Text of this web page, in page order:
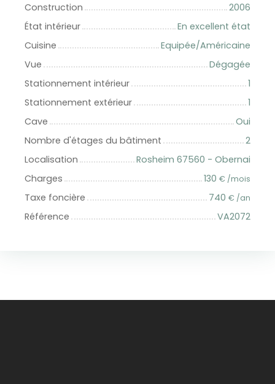
Construction
2006
État intérieur
En excellent état
Cuisine
Equipée/Américaine
Vue
Dégagée
Stationnement intérieur
1
Stationnement extérieur
1
Cave
Oui
Nombre d'étages du bâtiment
2
Localisation
Rosheim 67560 - Obernai
Charges
130 € /mois
Taxe foncière 740 € /an
Référence VA2072